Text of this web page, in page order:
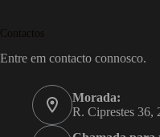
Contactos
Entre em contacto connosco.
Morada:
R. Ciprestes 36,